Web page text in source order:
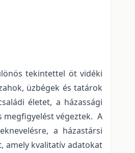
tekintettel öt vidéki
üzbégek és tatárok
életet, a házassági
megfigyelést végeztek. A
a házastársi
amely kvalitatív adatokat